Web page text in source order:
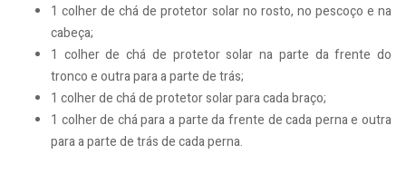
1 colher de chá de protetor solar no rosto, no pescoço e na
cabeça;
1 colher de chá de protetor solar na parte da frente do
tronco e outra para a parte de trás;
1 colher de chá de protetor solar para cada braço;
1 colher de chá para a parte da frente de cada perna e outra
para a parte de trás de cada perna.